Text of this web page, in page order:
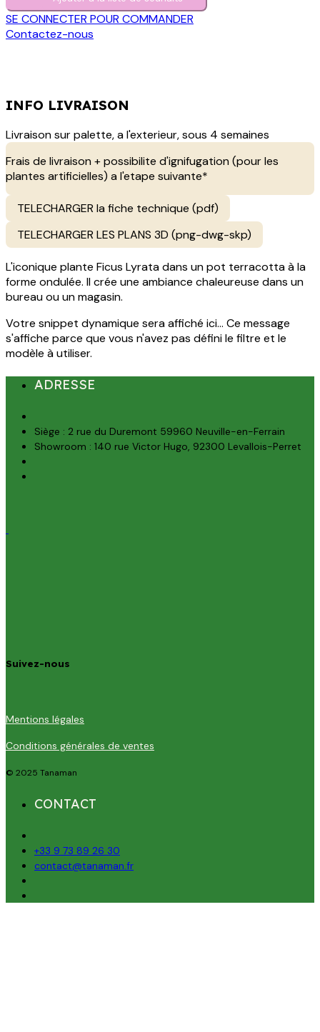
SE CONNECTER POUR COMMANDER
Contactez-nous
INFO LIVRAISON
Livraison sur palette, a l'exterieur, sous 4 semaines
Frais de livraison + possibilite d'ignifugation (pour les
plantes artificielles) a l'etape suivante*
TELECHARGER la fiche technique (pdf)
TELECHARGER LES PLANS 3D (png-dwg-skp)
L'iconique plante Ficus Lyrata dans un pot terracotta à la
forme ondulée. Il crée une ambiance chaleureuse dans un
bureau ou un magasin.
Votre snippet dynamique sera affiché ici... Ce message
s'affiche parce que vous n'avez pas défini le filtre et le
modèle à utiliser.
ADRESSE
Siège : 2 rue du Duremont 59960 Neuville-en-Ferrain
Showroom : 140 rue Victor Hugo, 92300 Levallois-Perret
Suivez-nous
Mentions légales
Conditions générales de ventes
© 2025 Tanaman
CONTACT
+33 9 73 89 26 30
contact@tanaman.fr